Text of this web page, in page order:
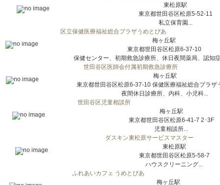
東松原駅
東京都世田谷区松原5-52-11
私立保育園...
区立保健医療福祉総合プラザうめとぴあ
梅ヶ丘駅
東京都世田谷区松原6-37-10
保健センター、初期救急診療所、休日夜間薬局、認知
世田谷区医師会付属初期救急診療所
梅ヶ丘駅
東京都世田谷区松原6-37-10 保健医療福祉総合プラザ
夜間休日診療所、内科、小児科...
世田谷区児童相談所
梅ヶ丘駅
東京都世田谷区松原6-41-7 2･3F
児童相談所...
ダスキン東松原サービスマスター
東松原駅
東京都世田谷区松原5-58-7
ハウスクリーニング...
ふれあいカフェ うめとぴあ
梅ヶ丘駅